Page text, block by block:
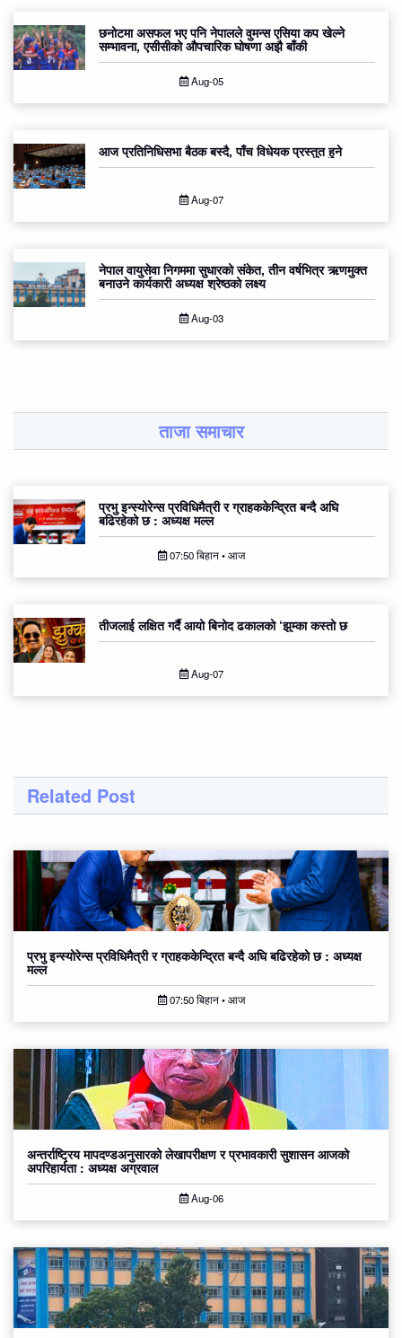
छनोटमा असफल भए पनि नेपालले वुमन्स एसिया कप खेल्ने
सम्भावना, एसीसीको औपचारिक घोषणा अझै बाँकी
Aug-05
आज प्रतिनिधिसभा बैठक बस्दै, पाँच विधेयक प्रस्तुत हुने
Aug-07
नेपाल वायुसेवा निगममा सुधारको संकेत, तीन वर्षभित्र ऋणमुक्त
बनाउने कार्यकारी अध्यक्ष श्रेष्ठको लक्ष्य
Aug-03
ताजा समाचार
प्रभु इन्स्योरेन्स प्रविधिमैत्री र ग्राहककेन्द्रित बन्दै अघि
बढिरहेको छ : अध्यक्ष मल्ल
07:50 बिहान • आज
तीजलाई लक्षित गर्दै आयो बिनोद ढकालको ‘झुम्का कस्तो छ
Aug-07
Related Post
प्रभु इन्स्योरेन्स प्रविधिमैत्री र ग्राहककेन्द्रित बन्दै अघि बढिरहेको छ : अध्यक्ष
मल्ल
07:50 बिहान • आज
अन्तर्राष्ट्रिय मापदण्डअनुसारको लेखापरीक्षण र प्रभावकारी सुशासन आजको
अपरिहार्यता : अध्यक्ष अग्रवाल
Aug-06